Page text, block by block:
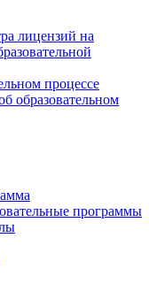
лицензий на
процессе
образовательном
программы